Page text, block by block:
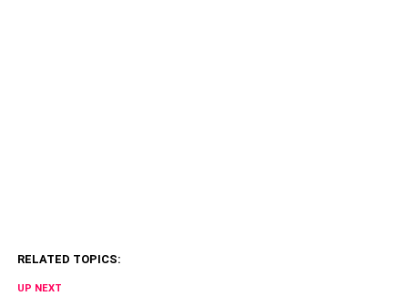
RELATED TOPICS:
UP NEXT